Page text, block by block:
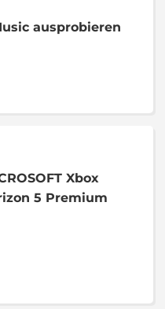
ausprobieren
Xbox
5 Premium